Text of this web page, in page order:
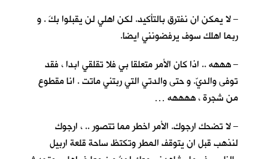
– لا يمكن ان نفترق بالتأكيد. لكن اهلي لن يقبلوا بكَ . و
ربما اهلك سوف يرفضونني ايضا.
– هههه .. اذا كان الأمر متعلقا بي فلا تقلقي ابدا ، فقد
توفى والديّ. و حتى والدتي التي ربتني ماتت . انا مقطوع
من شجرة ، ههههه …
– لا تضحك ارجوك. الأمر اخطر مما تتصور .. ، ارجوك
لنذهب قبل ان يتوقف المطر وتكتظ ساحة قلعة اربيل